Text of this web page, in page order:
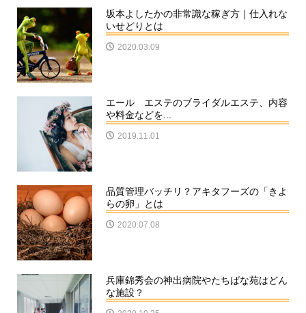
坂本よしたかの非常識な稼ぎ方｜仕入れな
いせどりとは
2020.03.09
エール エステのブライダルエステ、内容
や料金などを...
2019.11.01
品質管理バッチリ？アキタフーズの「きよ
らの卵」とは
2020.07.08
兵庫錦秀会の神出病院やたちばな苑はどん
な施設？